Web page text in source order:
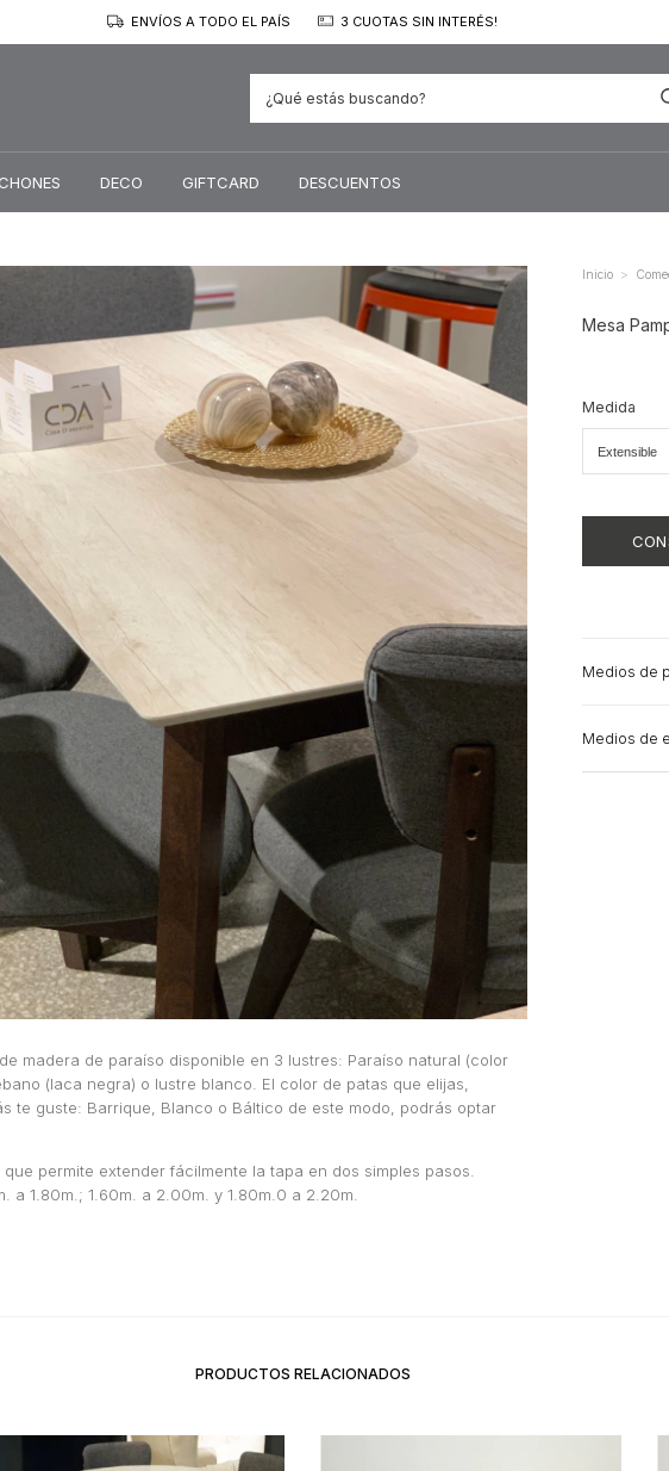
ENVÍOS A TODO EL PAÍS 3 CUOTAS SIN INTERÉS!
DECO GIFTCARD DESCUENTOS
madera de paraíso disponible en 3 lustres: Paraíso natural (color
(laca negra) o lustre blanco. El color de patas que elijas,
te guste: Barrique, Blanco o Báltico de este modo, podrás optar
permite extender fácilmente la tapa en dos simples pasos.
a 1.80m.; 1.60m. a 2.00m. y 1.80m.0 a 2.20m.
Inicio >
Mesa
Medida
Medios de
Medios de
PRODUCTOS RELACIONADOS